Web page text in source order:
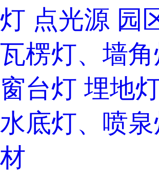
灯 点光源 园
瓦楞灯、墙角
窗台灯 埋地
水底灯、喷
材